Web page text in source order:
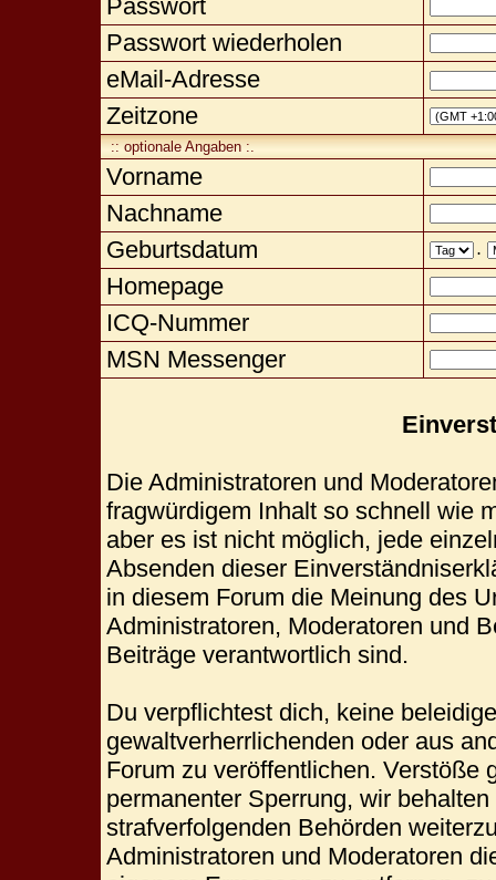
Passwort
Passwort wiederholen
eMail-Adresse
Zeitzone
:: optionale Angaben :.
Vorname
Nachname
Geburtsdatum
.
Homepage
ICQ-Nummer
MSN Messenger
Die Administratoren und
fragwürdigem Inhalt so schnell wie
aber es ist nicht möglich, jede
Absenden dieser
in diesem Forum die Meinung des
Administratoren, Moderatoren und
Beiträge verantwortlich sind.
Du verpflichtest dich, keine
gewaltverherrlichenden oder aus
Forum zu veröffentlichen. Verstöße
permanenter Sperrung, wir
strafverfolgenden Behörden
Administratoren und Moderatoren